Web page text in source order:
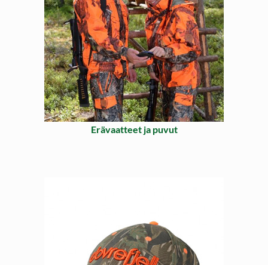
Erävaatteet ja puvut